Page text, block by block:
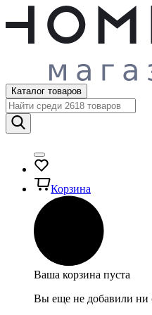
Каталог товаров
Корзина
Ваша корзина пуста
Вы еще не добавили ни